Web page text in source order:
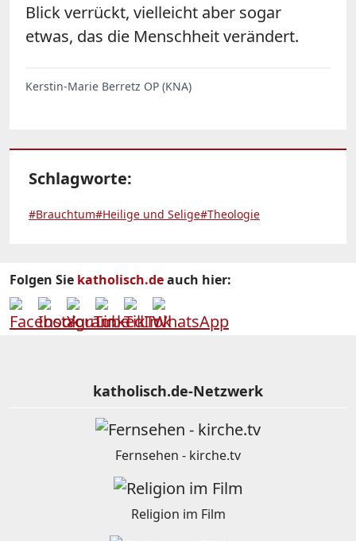
Blick verrückt, vielleicht aber sogar
etwas, das die Menschheit verändert.
Kerstin-Marie Berretz OP (KNA)
Schlagworte:
#Brauchtum#Heilige und Selige#Theologie
Folgen Sie katholisch.deauch hier:
katholisch.de-Netzwerk
Fernsehen - kirche.tv
Religion im Film